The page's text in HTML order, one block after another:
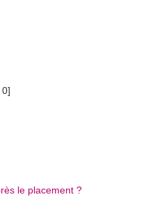
0]
le placement ?